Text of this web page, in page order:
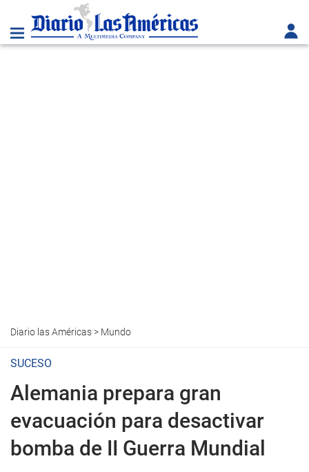
Diario las Américas> Mundo
SUCESO
Alemania prepara gran
evacuación para desactivar
bomba de II Guerra Mundial